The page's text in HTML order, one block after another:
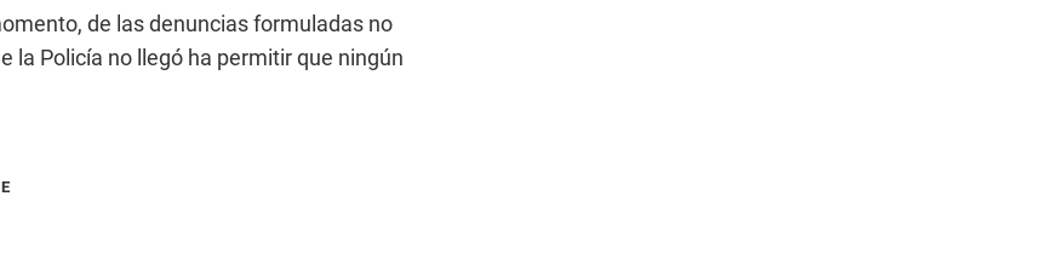
de las denuncias formuladas no
la Policía no llegó ha permitir que ningún